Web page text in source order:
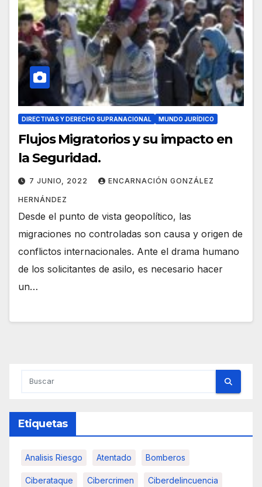
DIRECTIVAS Y DERECHO SUPRANACIONAL MUNDO JURÍDICO
Flujos Migratorios y su impacto en
la Seguridad.
7 JUNIO, 2022 ENCARNACIÓN GONZÁLEZ
HERNÁNDEZ
Desde el punto de vista geopolítico, las
migraciones no controladas son causa y origen de
conflictos internacionales. Ante el drama humano
de los solicitantes de asilo, es necesario hacer
un…
Etiquetas
Analisis Riesgo Atentado Bomberos
Ciberataque Cibercrimen Ciberdelincuencia